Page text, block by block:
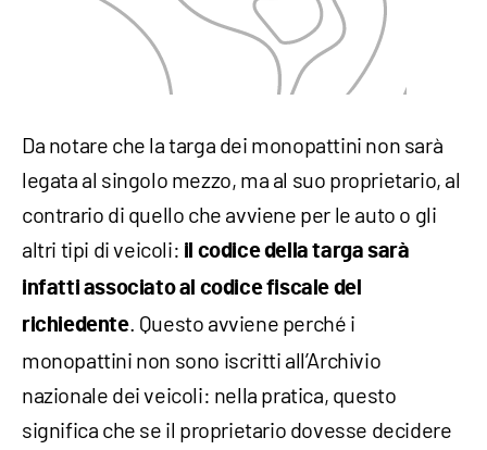
Da notare che la targa dei monopattini non sarà
legata al singolo mezzo, ma al suo proprietario, al
contrario di quello che avviene per le auto o gli
altri tipi di veicoli: il codice della targa sarà
infatti associato al codice fiscale del
richiedente. Questo avviene perché i
monopattini non sono iscritti all’Archivio
nazionale dei veicoli: nella pratica, questo
significa che se il proprietario dovesse decidere